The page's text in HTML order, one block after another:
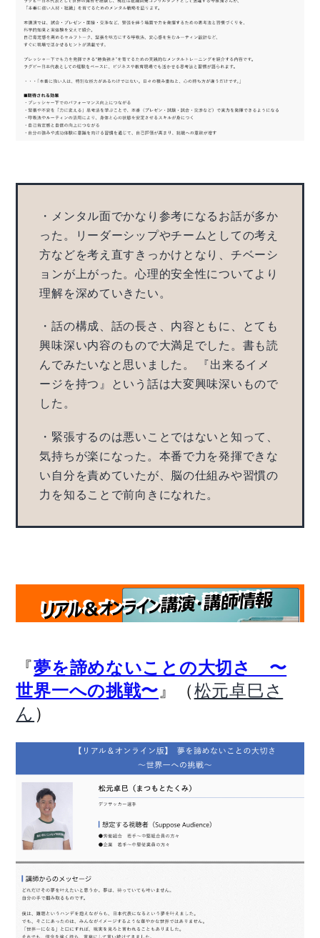
・メンタル面でかなり参考になるお話が多か
った。リーダーシップやチームとしての考え
方などを考え直すきっかけとなり、チベーシ
ョンが上がった。心理的安全性についてより
理解を深めていきたい。
・話の構成、話の長さ、内容ともに、とても
興味深い内容のもので大満足でした。書も読
んでみたいなと思いました。 『出来るイメ
ージを持つ』という話は大変興味深いもので
した。
・緊張するのは悪いことではないと知って、
気持ちが楽になった。本番で力を発揮できな
い自分を責めていたが、脳の仕組みや習慣の
力を知ることで前向きになれた。
『夢を諦めないことの大切さ 〜
世界一への挑戦〜 』（松元卓巳さ
ん ）